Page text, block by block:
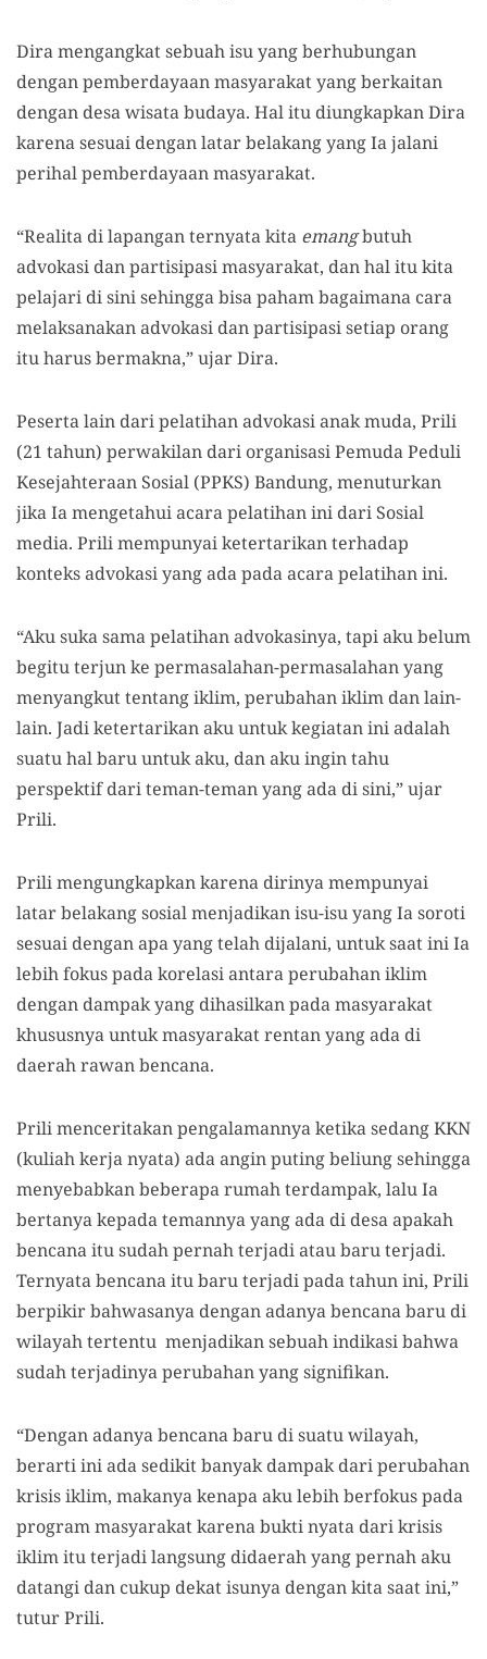
Dira mengangkat sebuah isu yang berhubungan
dengan pemberdayaan masyarakat yang berkaitan
dengan desa wisata budaya. Hal itu diungkapkan Dira
karena sesuai dengan latar belakang yang Ia jalani
perihal pemberdayaan masyarakat.
“Realita di lapangan ternyata kita emangbutuh
advokasi dan partisipasi masyarakat, dan hal itu kita
pelajari di sini sehingga bisa paham bagaimana cara
melaksanakan advokasi dan partisipasi setiap orang
itu harus bermakna,” ujar Dira.
Peserta lain dari pelatihan advokasi anak muda, Prili
(21 tahun) perwakilan dari organisasi Pemuda Peduli
Kesejahteraan Sosial (PPKS) Bandung, menuturkan
jika Ia mengetahui acara pelatihan ini dari Sosial
media. Prili mempunyai ketertarikan terhadap
konteks advokasi yang ada pada acara pelatihan ini.
“Aku suka sama pelatihan advokasinya, tapi aku belum
begitu terjun ke permasalahan-permasalahan yang
menyangkut tentang iklim, perubahan iklim dan lain-
lain. Jadi ketertarikan aku untuk kegiatan ini adalah
suatu hal baru untuk aku, dan aku ingin tahu
perspektif dari teman-teman yang ada di sini,” ujar
Prili.
Prili mengungkapkan karena dirinya mempunyai
latar belakang sosial menjadikan isu-isu yang Ia soroti
sesuai dengan apa yang telah dijalani, untuk saat ini Ia
lebih fokus pada korelasi antara perubahan iklim
dengan dampak yang dihasilkan pada masyarakat
khususnya untuk masyarakat rentan yang ada di
daerah rawan bencana.
Prili menceritakan pengalamannya ketika sedang KKN
(kuliah kerja nyata) ada angin puting beliung sehingga
menyebabkan beberapa rumah terdampak, lalu Ia
bertanya kepada temannya yang ada di desa apakah
bencana itu sudah pernah terjadi atau baru terjadi.
Ternyata bencana itu baru terjadi pada tahun ini, Prili
berpikir bahwasanya dengan adanya bencana baru di
wilayah tertentu menjadikan sebuah indikasi bahwa
sudah terjadinya perubahan yang signifikan.
“Dengan adanya bencana baru di suatu wilayah,
berarti ini ada sedikit banyak dampak dari perubahan
krisis iklim, makanya kenapa aku lebih berfokus pada
program masyarakat karena bukti nyata dari krisis
iklim itu terjadi langsung didaerah yang pernah aku
datangi dan cukup dekat isunya dengan kita saat ini,”
tutur Prili.